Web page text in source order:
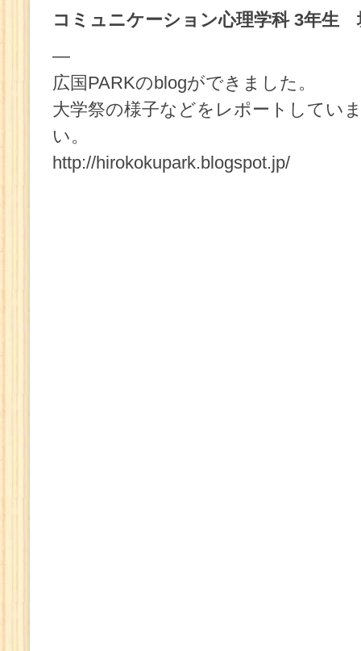
コミュニケーション心理学科 3年生
—
広国PARKのblogができました。
大学祭の様子などをレポートしてい
い。
http://hirokokupark.blogspot.jp/